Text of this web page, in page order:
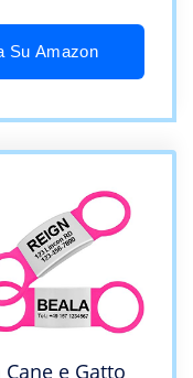
Su Amazon
e Gatto